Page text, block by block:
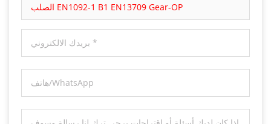
الصلب EN1092-1 B1 EN13709 Gear-OP